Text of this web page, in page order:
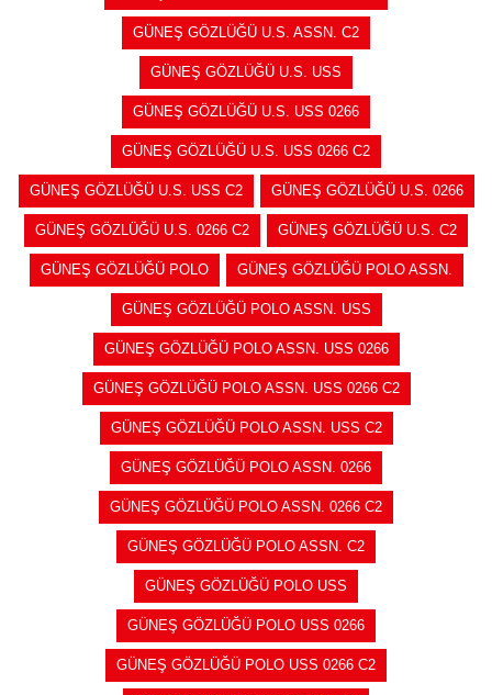
GÜNEŞ GÖZLÜĞÜ U.S. ASSN. C2
GÜNEŞ GÖZLÜĞÜ U.S. USS
GÜNEŞ GÖZLÜĞÜ U.S. USS 0266
GÜNEŞ GÖZLÜĞÜ U.S. USS 0266 C2
GÜNEŞ GÖZLÜĞÜ U.S. USS C2 GÜNEŞ GÖZLÜĞÜ U.S. 0266
GÜNEŞ GÖZLÜĞÜ U.S. 0266 C2 GÜNEŞ GÖZLÜĞÜ U.S. C2
GÜNEŞ GÖZLÜĞÜ POLO GÜNEŞ GÖZLÜĞÜ POLO ASSN.
GÜNEŞ GÖZLÜĞÜ POLO ASSN. USS
GÜNEŞ GÖZLÜĞÜ POLO ASSN. USS 0266
GÜNEŞ GÖZLÜĞÜ POLO ASSN. USS 0266 C2
GÜNEŞ GÖZLÜĞÜ POLO ASSN. USS C2
GÜNEŞ GÖZLÜĞÜ POLO ASSN. 0266
GÜNEŞ GÖZLÜĞÜ POLO ASSN. 0266 C2
GÜNEŞ GÖZLÜĞÜ POLO ASSN. C2
GÜNEŞ GÖZLÜĞÜ POLO USS
GÜNEŞ GÖZLÜĞÜ POLO USS 0266
GÜNEŞ GÖZLÜĞÜ POLO USS 0266 C2